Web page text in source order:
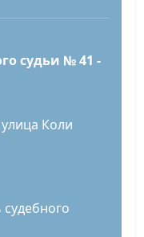
судьи № 41 -
Коли
судебного